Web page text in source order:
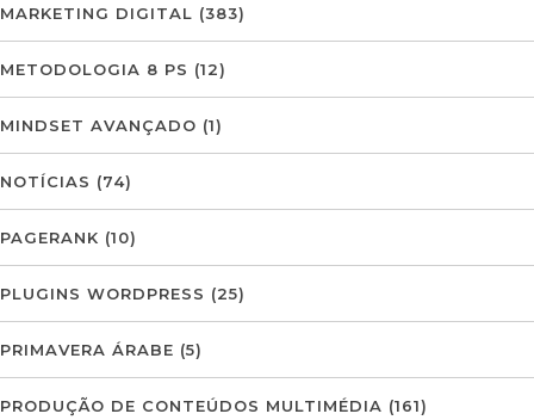
MARKETING DIGITAL (383)
METODOLOGIA 8 PS (12)
MINDSET AVANÇADO (1)
NOTÍCIAS (74)
PAGERANK (10)
PLUGINS WORDPRESS (25)
PRIMAVERA ÁRABE (5)
PRODUÇÃO DE CONTEÚDOS MULTIMÉDIA (161)